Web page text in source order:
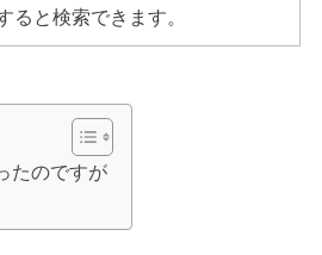
ると検索できます。
たのですが